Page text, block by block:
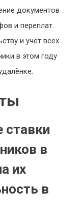
документов
и переплат.
и учёт всех
в этом году
ставки
в
их
в